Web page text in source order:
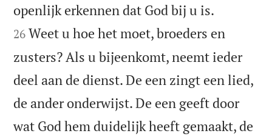
openlijk erkennen dat God bij u is.
26 Weet u hoe het moet, broeders en
zusters? Als u bijeenkomt, neemt ieder
deel aan de dienst. De een zingt een lied,
de ander onderwijst. De een geeft door
wat God hem duidelijk heeft gemaakt, de